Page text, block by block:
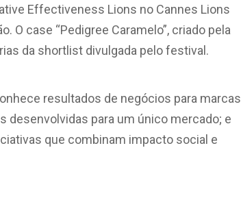
Effectiveness Lions no Cannes Lions
O case “Pedigree Caramelo”, criado pela
da shortlist divulgada pelo festival.
resultados de negócios para marcas
desenvolvidas para um único mercado; e
que combinam impacto social e